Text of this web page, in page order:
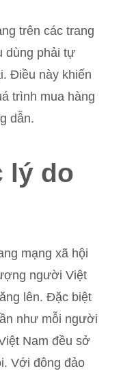
trên các trang
dùng phải tự
Điều này khiến
trình mua hàng
dẫn.
lý do
mạng xã hội
người Việt
lên. Đặc biệt
như mỗi người
Nam đều sở
Với đông đảo